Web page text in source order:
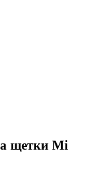
щетки Mi